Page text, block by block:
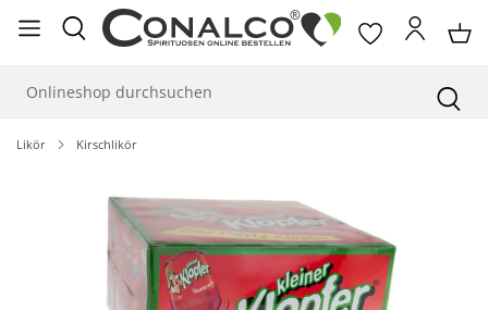
springen
Likör Kirschlikör